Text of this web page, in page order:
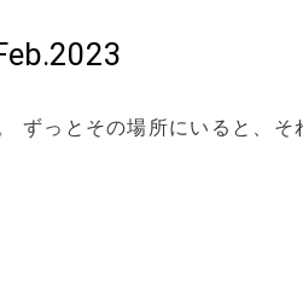
ずっとその場所にいると、